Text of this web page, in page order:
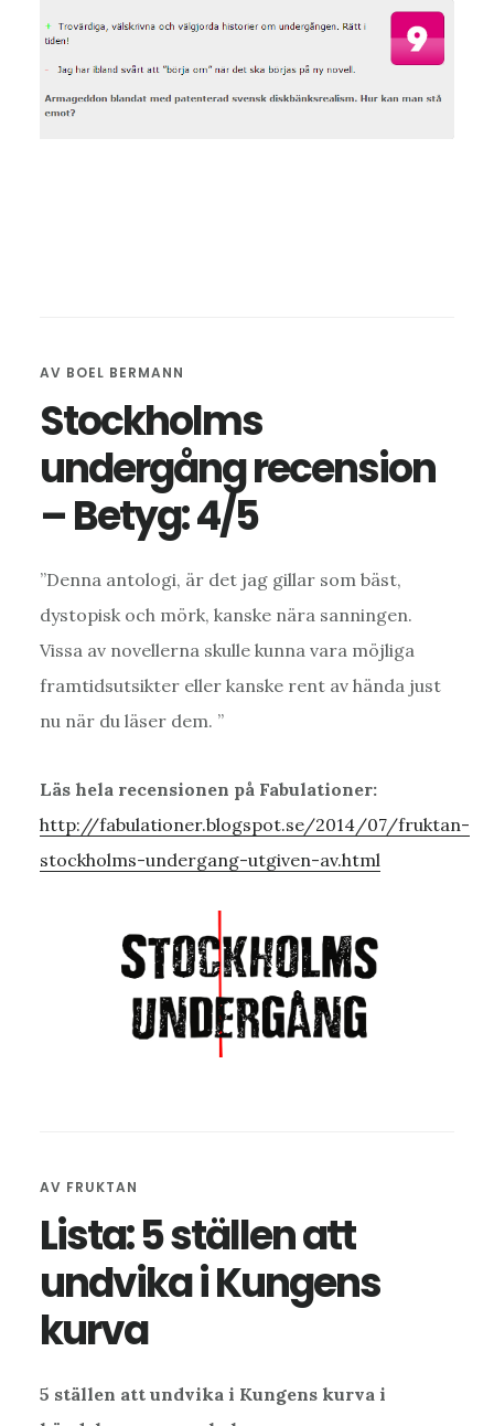
AV BOEL BERMANN
Stockholms
undergång recension
– Betyg: 4/5
”Denna antologi, är det jag gillar som bäst,
dystopisk och mörk, kanske nära sanningen.
Vissa av novellerna skulle kunna vara möjliga
framtidsutsikter eller kanske rent av hända just
nu när du läser dem. ”
Läs hela recensionen på Fabulationer:
http://fabulationer.blogspot.se/2014/07/fruktan-
stockholms-undergang-utgiven-av.html
AV FRUKTAN
Lista: 5 ställen att
undvika i Kungens
kurva
5 ställen att undvika i Kungens kurva i